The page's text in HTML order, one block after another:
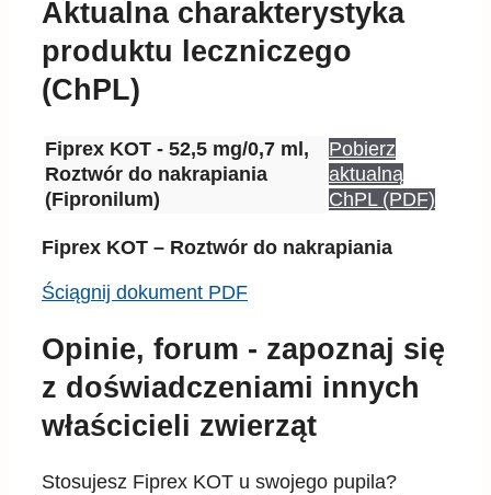
Aktualna charakterystyka
produktu leczniczego
(ChPL)
Fiprex KOT - 52,5 mg/0,7 ml,
Roztwór do nakrapiania
(Fipronilum)
Pobierz
aktualną
ChPL (PDF)
Fiprex KOT – Roztwór do nakrapiania
Ściągnij dokument PDF
Opinie, forum - zapoznaj się
z doświadczeniami innych
właścicieli zwierząt
Stosujesz Fiprex KOT u swojego pupila?